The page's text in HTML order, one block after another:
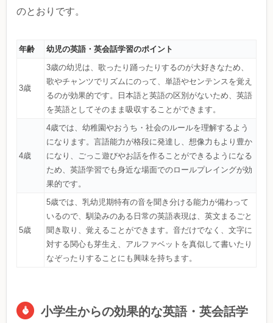
のとおりです。
年齢 幼児の英語・英会話学習のポイント
3歳
3歳の幼児は、歌ったり踊ったりするのが大好きなため、
歌やチャンツでリズムにのって、単語やセンテンスを覚え
るのが効果的です。日本語と英語の区別がないため、英語
を英語としてそのまま吸収することができます。
4歳
4歳では、幼稚園やおうち・社会のルールを理解するよう
になります。言語能力が格段に発達し、想像力もより豊か
になり、ごっこ遊びやお話を作ることができるようになる
ため、英語学習でも身近な場面でのロールプレイングが効
果的です。
5歳
5歳では、乳幼児期特有の音を聞き分ける能力が備わって
いるので、馴染みのある日常の英語表現は、英文まるごと
聞き取り、覚えることができます。音だけでなく、文字に
対する関心も芽生え、アルファベットを真似して書いたり
なぞったりすることにも興味を持ちます。
小学生からの効果的な英語・英会話学